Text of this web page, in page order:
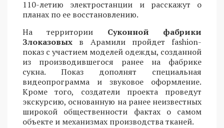
110-летию электростанции и расскажут о
планах по ее восстановлению.
На территории Суконной фабрики
Злоказовых в Арамили пройдет fashion-
показ с участием моделей одежды, созданной
из производившегося ранее на фабрике
сукна. Показ дополнят специальная
видеопрограмма и звуковое оформление.
Кроме того, создатели проекта проведут
экскурсию, основанную на ранее неизвестных
широкой общественности фактах о самом
объекте и механизмах производства тканей.